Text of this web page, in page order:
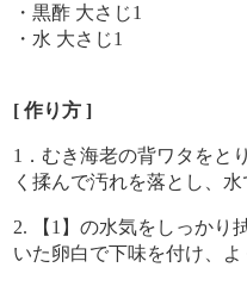
・黒酢 大さじ1
・水 大さじ1
[ 作り方 ]
1．むき海老の背ワタをと
く揉んで汚れを落とし、水
2. 【1】の水気をしっかり
いた卵白で下味を付け、よ